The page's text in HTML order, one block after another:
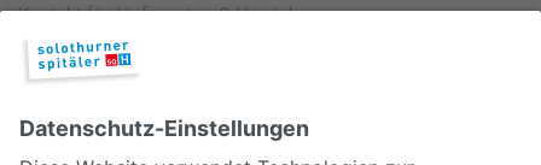
Kontakt für Lieferanten & Versicherungen
Zentralwäscherei
HEBSORG
Spital Club